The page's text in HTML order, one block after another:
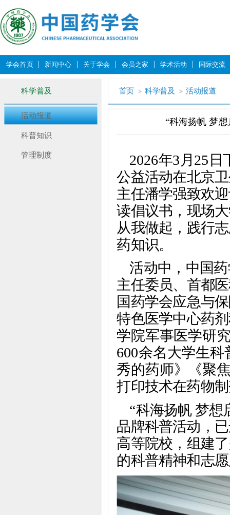
学会首页 新闻中心 关于学会 会员之家 学术活动 国际交流
科学普及
活动报道
科普知识
管理制度
首页 科学普及 活动报道
“科海扬帆 梦
2026年3月25
公益活动在北京
主任潘学强致欢
读倡议书，现场
从我做起，践行
药知识。
活动中，中国
主任委员、首都
国药学会应急与
特色医学中心药
学院军事医学研
600余名大学生
秀的药师》《聚
打印技术在药物
“科海扬帆 梦想
品牌科普活动，
高等院校，组建
的科普精神和志